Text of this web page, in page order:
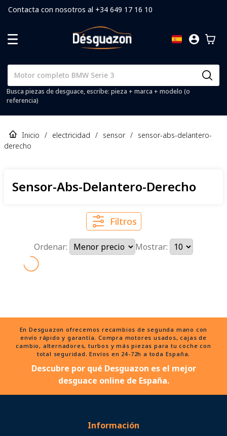
Contacta con nosotros al +34 649 17 16 10
Busca piezas de desguace, escribe: pieza + marca + modelo (o
referencia)
Inicio / electricidad / sensor / sensor-abs-delantero-
derecho
Sensor-Abs-Delantero-Derecho
Filtros
Ordenar: Mostrar:
envío rápido y garantía. Compra motores usados, cajas de
cambio, alternadores, turbos y más piezas para tu coche con
total seguridad. Envíos en 24-72h a toda España.
Descubre por qué Desguazon es el mejor
desguace online de España.
SOLICITAR UNA DEVOLUCIÓN